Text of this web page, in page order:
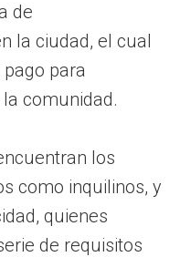
de
la ciudad, el cual
para
comunidad.
los
como inquilinos, y
quienes
de requisitos